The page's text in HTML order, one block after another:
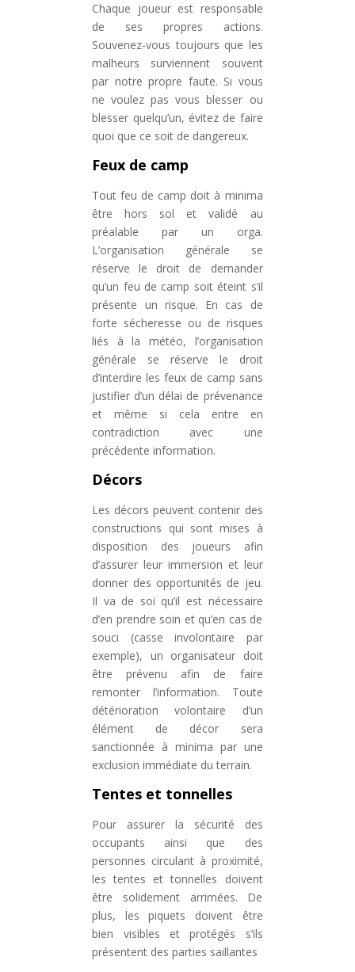
Chaque joueur est responsable
de ses propres actions.
Souvenez-vous toujours que les
malheurs surviennent souvent
par notre propre faute. Si vous
ne voulez pas vous blesser ou
blesser quelqu’un, évitez de faire
quoi que ce soit de dangereux.
Feux de camp
Tout feu de camp doit à minima
être hors sol et validé au
préalable par un orga.
L’organisation générale se
réserve le droit de demander
qu’un feu de camp soit éteint s’il
présente un risque. En cas de
forte sécheresse ou de risques
liés à la météo, l’organisation
générale se réserve le droit
d’interdire les feux de camp sans
justifier d’un délai de prévenance
et même si cela entre en
contradiction avec une
précédente information.
Décors
Les décors peuvent contenir des
constructions qui sont mises à
disposition des joueurs afin
d’assurer leur immersion et leur
donner des opportunités de jeu.
Il va de soi qu’il est nécessaire
d’en prendre soin et qu’en cas de
souci (casse involontaire par
exemple), un organisateur doit
être prévenu afin de faire
remonter l’information. Toute
détérioration volontaire d’un
élément de décor sera
sanctionnée à minima par une
exclusion immédiate du terrain.
Tentes et tonnelles
Pour assurer la sécurité des
occupants ainsi que des
personnes circulant à proximité,
les tentes et tonnelles doivent
être solidement arrimées. De
plus, les piquets doivent être
bien visibles et protégés s’ils
présentent des parties saillantes